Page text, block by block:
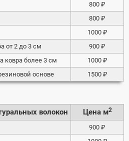
800 ₽
800 ₽
1000 ₽
от 2 до 3 см
900 ₽
ковра более 3 см
1000 ₽
основе
1500 ₽
волокон Цена м2
900 ₽